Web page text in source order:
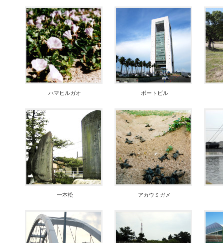
ハマヒルガオ ポートビル
一本松 アカウミガメ